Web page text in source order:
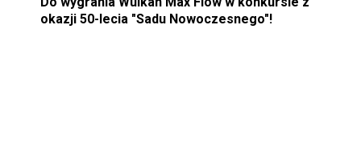
okazji 50-lecia "Sadu Nowoczesnego"!